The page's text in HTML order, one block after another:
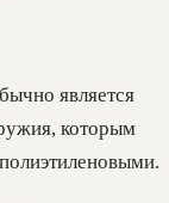
является
которым